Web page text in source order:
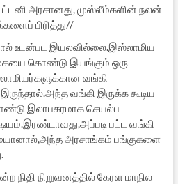
அரசானது, முஸ்லீம்களின் நலன்
பிரித்து//
உடன்பட இயலவில்லை.இஸ்லாமிய
கொண்டு இயங்கும் ஒரு
வங்கி
வங்கி இருக்க கூடிய
இலாபகரமாக செயல்பட
பட்ட வங்கி
அரசாங்கம் பங்குகளை
நிதி நிறுவனத்தில் கேரள மாநில